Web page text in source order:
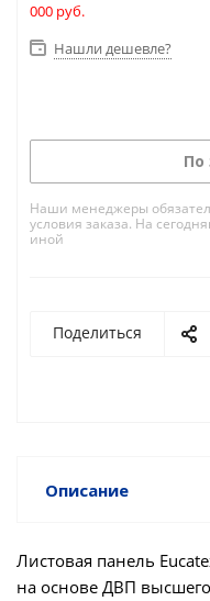
000 руб.
Нашли дешевле?
По
Наши менеджеры
условия заказа. На
иной
Поделиться
Описание
Листовая панель
на основе ДВП